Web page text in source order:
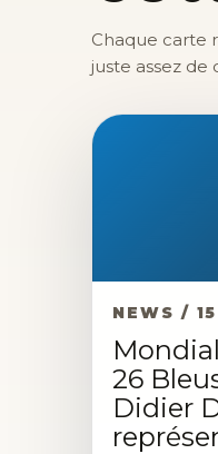
Chaque carte
juste assez de
NEWS /
26
Didier